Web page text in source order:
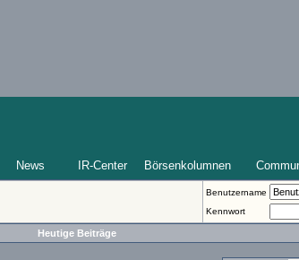
News IR-Center Börsenkolumnen
Benutzername
Kennwort
Heutige Beiträge